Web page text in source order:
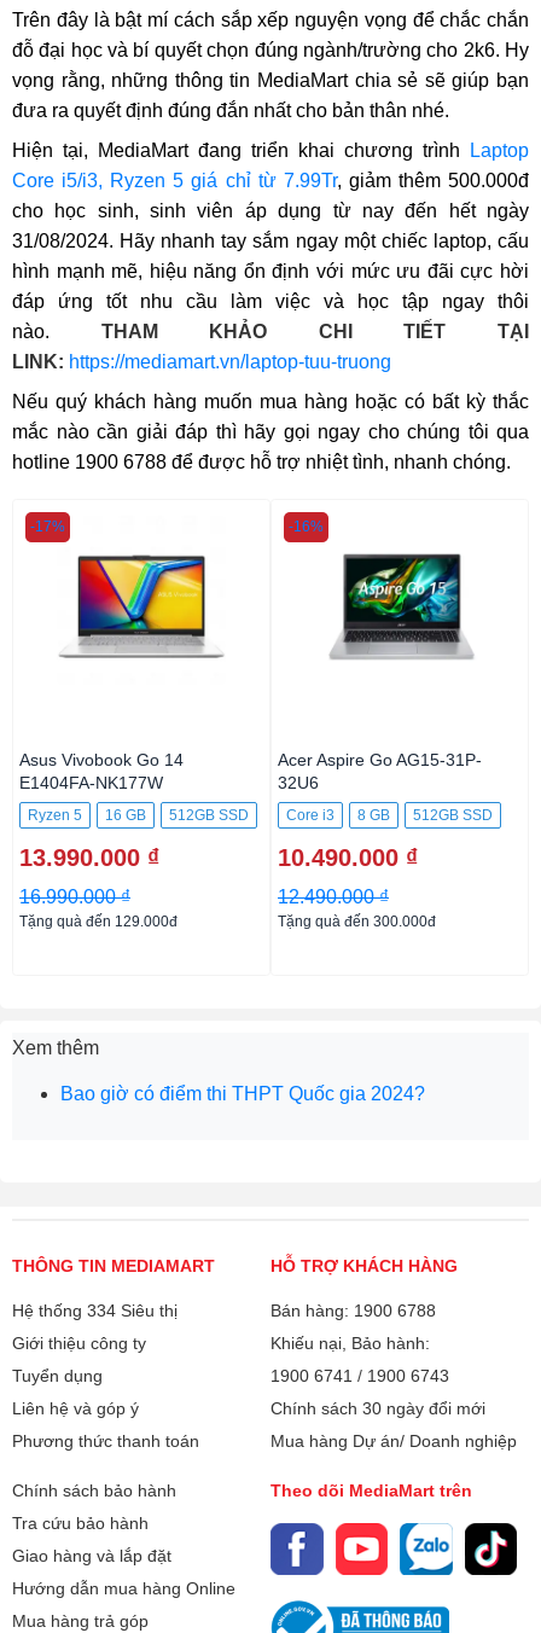
Trên đây là bật mí cách sắp xếp nguyện vọng để chắc chắn
đỗ đại học và bí quyết chọn đúng ngành/trường cho 2k6. Hy
vọng rằng, những thông tin MediaMart chia sẻ sẽ giúp bạn
đưa ra quyết định đúng đắn nhất cho bản thân nhé.
Hiện tại, MediaMart đang triển khai chương trình
Laptop
Core i5/i3, Ryzen 5 giá chỉ từ 7.99Tr, giảm thêm 500.000đ
cho học sinh, sinh viên áp dụng từ nay đến hết ngày
31/08/2024. Hãy nhanh tay sắm ngay một chiếc laptop, cấu
hình mạnh mẽ, hiệu năng ổn định với mức ưu đãi cực hời
đáp ứng tốt nhu cầu làm việc và học tập ngay thôi
nào. THAM KHẢO CHI TIẾT TẠI
LINK: https://mediamart.vn/laptop-tuu-truong
Nếu quý khách hàng muốn mua hàng hoặc có bất kỳ thắc
mắc nào cần giải đáp thì hãy gọi ngay cho chúng tôi qua
hotline 1900 6788 để được hỗ trợ nhiệt tình, nhanh chóng.
Asus Vivobook Go 14
E1404FA-NK177W
Ryzen 5 16 GB 512GB SSD
13.990.000 ₫
16.990.000 ₫
-17%
Tặng quà đến 129.000đ
Acer Aspire Go AG15-31P-
32U6
Core i3 8 GB 512GB SSD
10.490.000 ₫
12.490.000 ₫
-16%
Tặng quà đến 300.000đ
Xem thêm
Bao giờ có điểm thi THPT Quốc gia 2024?
THÔNG TIN MEDIAMART
Hệ thống 334 Siêu thị
Giới thiệu công ty
Tuyển dụng
Liên hệ và góp ý
Phương thức thanh toán
HỖ TRỢ KHÁCH HÀNG
Bán hàng: 1900 6788
Khiếu nại, Bảo hành:
1900 6741 / 1900 6743
Chính sách 30 ngày đổi mới
Mua hàng Dự án/ Doanh nghiệp
Chính sách bảo hành
Tra cứu bảo hành
Giao hàng và lắp đặt
Hướng dẫn mua hàng Online
Mua hàng trả góp
Theo dõi MediaMart trên